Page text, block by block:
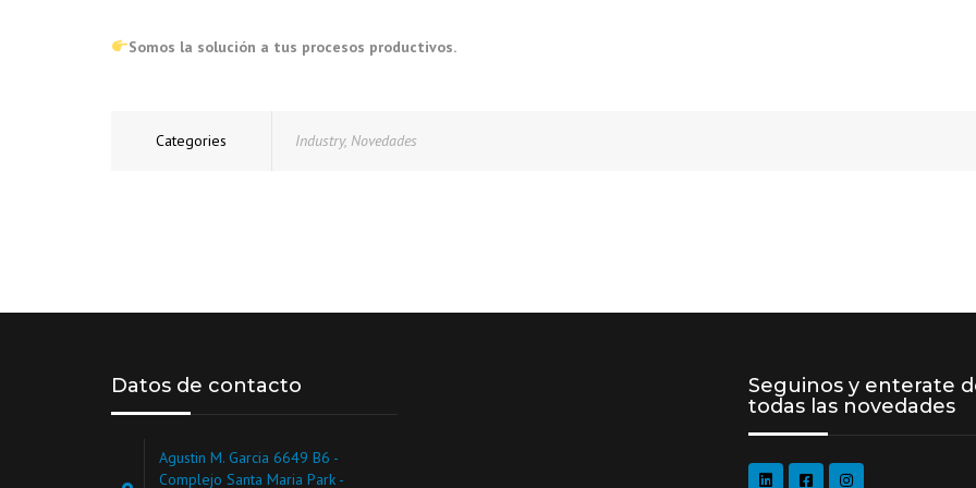
Somos la solución a tus procesos productivos.
Categories Industry, Novedades
Datos de contacto
Agustin M. Garcia 6649 B6 -
Complejo Santa Maria Park -
Seguinos y enterate
todas las novedades